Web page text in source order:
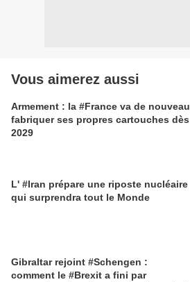
Vous aimerez aussi
Armement : la #France va de nouveau
fabriquer ses propres cartouches dès
2029
L' #Iran prépare une riposte nucléaire
qui surprendra tout le Monde
Gibraltar rejoint #Schengen :
comment le #Brexit a fini par